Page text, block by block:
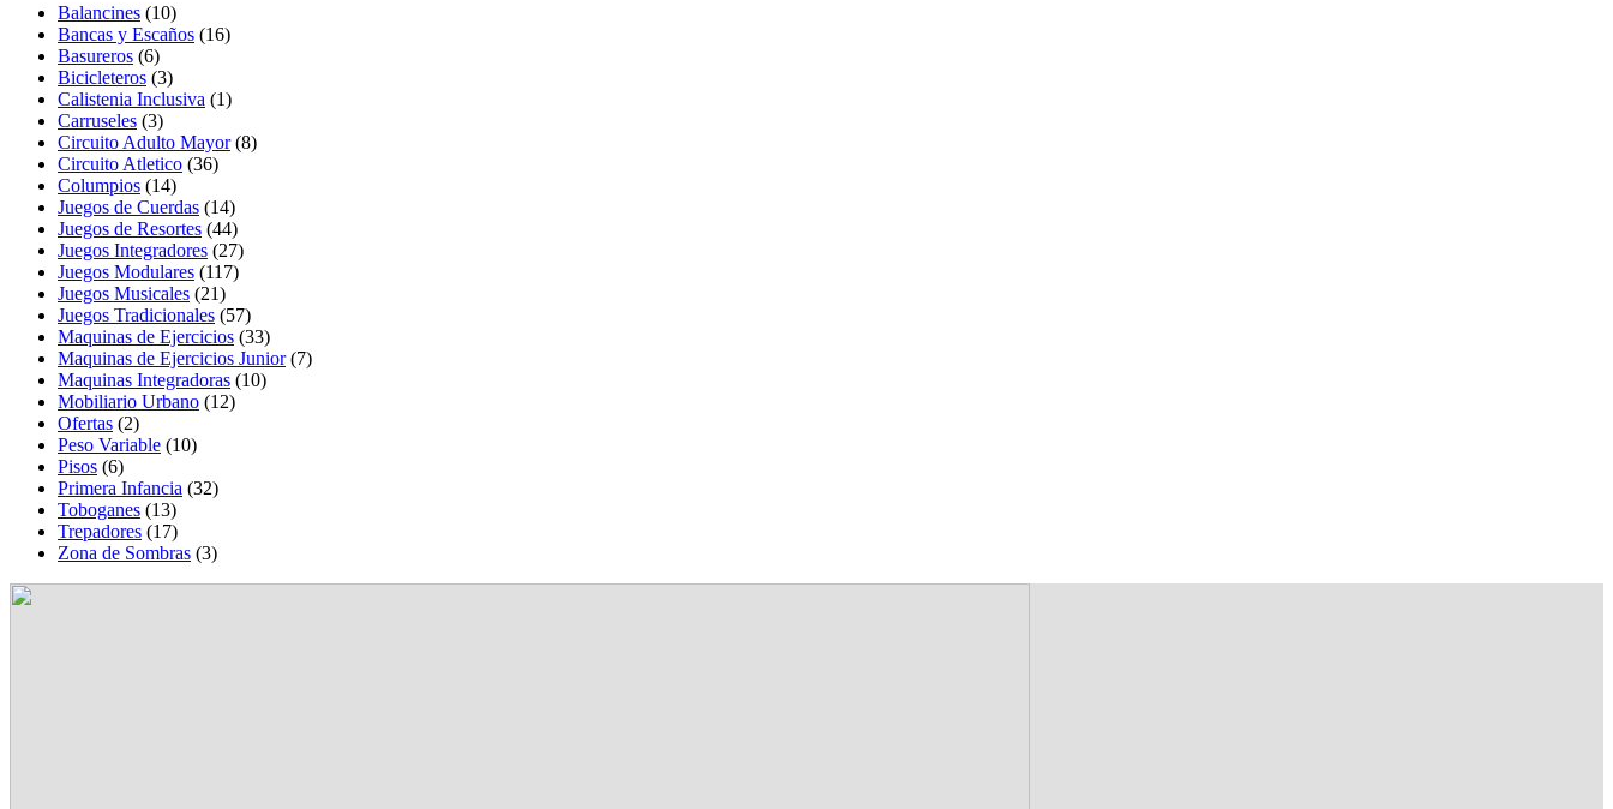
Balancines (10)
Bancas y Escaños (16)
Basureros (6)
Bicicleteros (3)
Calistenia Inclusiva (1)
Carruseles (3)
Circuito Adulto Mayor (8)
Circuito Atletico (36)
Columpios (14)
Juegos de Cuerdas (14)
Juegos de Resortes (44)
Juegos Integradores (27)
Juegos Modulares (117)
Juegos Musicales (21)
Juegos Tradicionales (57)
Maquinas de Ejercicios (33)
Maquinas de Ejercicios Junior (7)
Maquinas Integradoras (10)
Mobiliario Urbano (12)
Ofertas (2)
Peso Variable (10)
Pisos (6)
Primera Infancia (32)
Toboganes (13)
Trepadores (17)
Zona de Sombras (3)